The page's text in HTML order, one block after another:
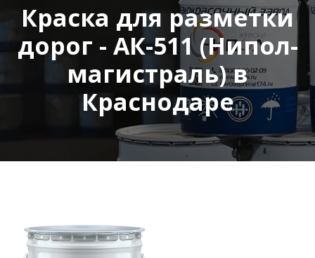
Краска для разметки
дорог - АК-511 (Нипол-
магистраль) в
Краснодаре